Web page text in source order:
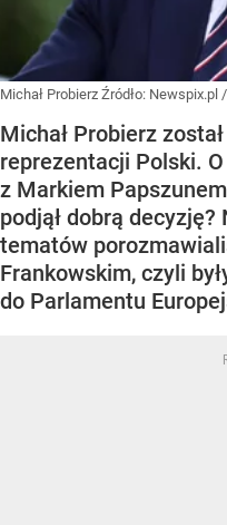
Michał Probierz Źródło: Newspix.pl /
Michał Probierz
reprezentacji Polski.
z Markiem
podjął dobrą
tematów
Frankowskim, czyli
do Parlamentu